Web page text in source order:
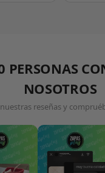
PERSONAS
NOSOTROS
reseñas y